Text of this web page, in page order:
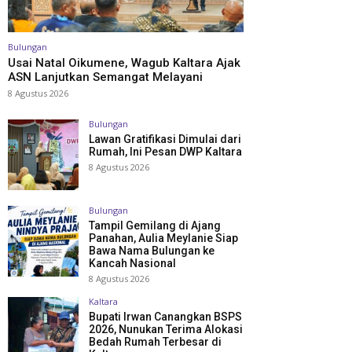
Bulungan
Usai Natal Oikumene, Wagub Kaltara Ajak
ASN Lanjutkan Semangat Melayani
8 Agustus 2026
Bulungan
Lawan Gratifikasi Dimulai dari
Rumah, Ini Pesan DWP Kaltara
8 Agustus 2026
Bulungan
Tampil Gemilang di Ajang
Panahan, Aulia Meylanie Siap
Bawa Nama Bulungan ke
Kancah Nasional
8 Agustus 2026
Kaltara
Bupati Irwan Canangkan BSPS
2026, Nunukan Terima Alokasi
Bedah Rumah Terbesar di